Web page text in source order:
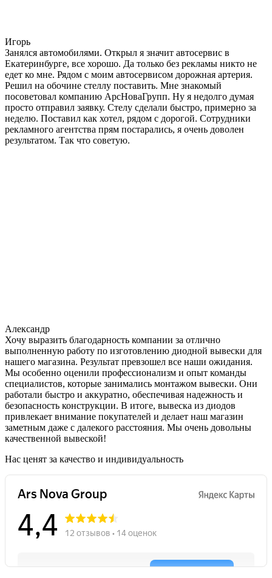
Игорь
Занялся автомобилями. Открыл я значит автосервис в
Екатеринбурге, все хорошо. Да только без рекламы никто не
едет ко мне. Рядом с моим автосервисом дорожная артерия.
Решил на обочине стеллу поставить. Мне знакомый
посоветовал компанию АрсНоваГрупп. Ну я недолго думая
просто отправил заявку. Стелу сделали быстро, примерно за
неделю. Поставил как хотел, рядом с дорогой. Сотрудники
рекламного агентства прям постарались, я очень доволен
результатом. Так что советую.
Александр
Хочу выразить благодарность компании за отлично
выполненную работу по изготовлению диодной вывески для
нашего магазина. Результат превзошел все наши ожидания.
Мы особенно оценили профессионализм и опыт команды
специалистов, которые занимались монтажом вывески. Они
работали быстро и аккуратно, обеспечивая надежность и
безопасность конструкции. В итоге, вывеска из диодов
привлекает внимание покупателей и делает наш магазин
заметным даже с далекого расстояния. Мы очень довольны
качественной вывеской!
Нас ценят за качество и индивидуальность